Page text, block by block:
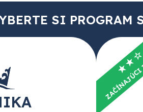
SI PROGRAM